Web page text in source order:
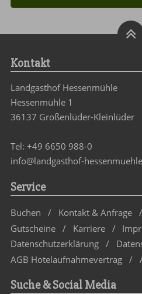
Kontakt
Landgasthof Hessenmühle
Hessenmühle 1
36137 Großenlüder-Kleinlüder
Tel:+49 6650 988-0
info@landgasthof-
Service
Buchen Kontakt & Anfrage
Gutscheine
Karriere
Datenschutzerklärung
AGB Hotelaufnahmevertrag
Suche & Social Media